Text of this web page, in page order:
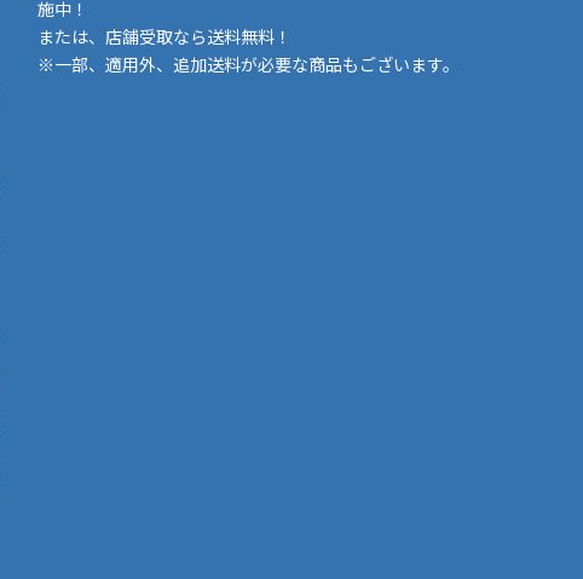
施中！
または、店舗受取なら送料無料！
※一部、適用外、追加送料が必要な商品もございます。